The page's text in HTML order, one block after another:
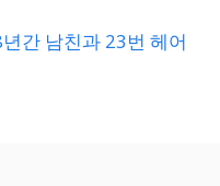
간 남친과 23번 헤어